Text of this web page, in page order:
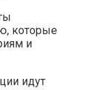
которые
и
идут